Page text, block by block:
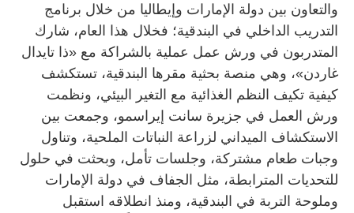
والتعاون بين دولة الإمارات وإيطاليا من خلال برنامج
التدريب الداخلي في البندقية؛ فخلال هذا العام، شارك
المتدربون في ورش عمل عملية بالشراكة مع «ذا تايدال
غاردن»، وهي منصة بحثية مقرها البندقية، تستكشف
كيفية تكيف النظم الغذائية مع التغير البيئي، ونظمت
ورش العمل في جزيرة سانت إيراسمو، وجمعت بين
الاستكشاف الميداني لزراعة النباتات الملحية، وتناول
وجبات طعام مشتركة، وجلسات تأمل، وبحثت في حلول
للتحديات المترابطة، مثل الجفاف في دولة الإمارات
وملوحة التربة في البندقية، ومنذ انطلاقه استقبل